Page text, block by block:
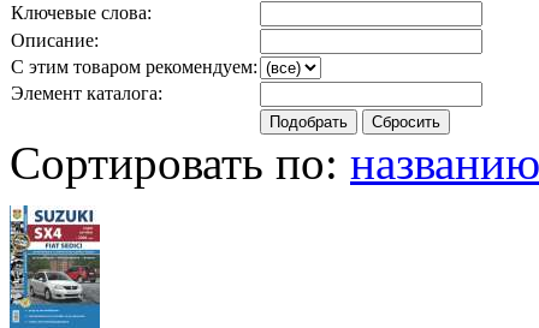
Ключевые слова:
Описание:
С этим товаром рекомендуем:
Элемент каталога:
Сортировать по: названию